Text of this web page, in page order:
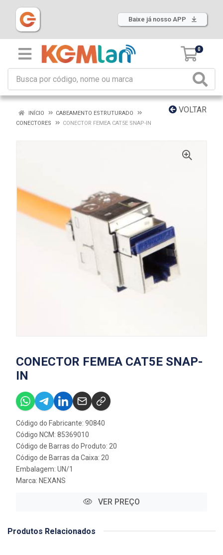
Baixe já nosso APP
0
VOLTAR
INÍCIO
CABEAMENTO ESTRUTURADO
CONECTORES
CONECTOR FEMEA CAT5E SNAP-IN
CONECTOR FEMEA CAT5E SNAP-
IN
Código do Fabricante: 90840
Código NCM: 85369010
Código de Barras do Produto: 20
Código de Barras da Caixa: 20
Embalagem: UN/1
Marca: NEXANS
VER PREÇO
Produtos Relacionados